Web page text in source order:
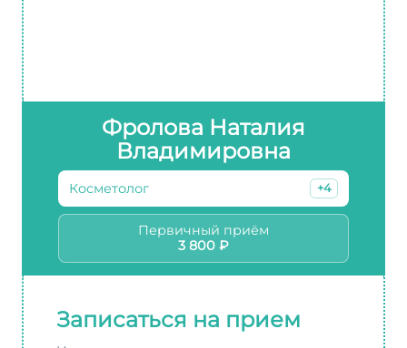
Фролова Наталия
Владимировна
Косметолог +4
Первичный приём
3 800 ₽
Записаться на прием